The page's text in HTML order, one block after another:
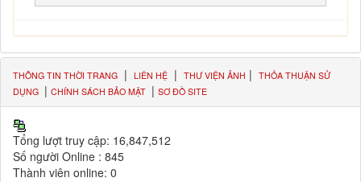
THÔNG TIN THỜI TRANG | LIÊN HỆ | THƯ VIỆN ẢNH | THỎA THUẬN SỬ
DỤNG | CHÍNH SÁCH BẢO MẬT | SƠ ĐỒ SITE
Tổng lượt truy cập: 16,847,512
Số người Online : 845
Thành viên online: 0